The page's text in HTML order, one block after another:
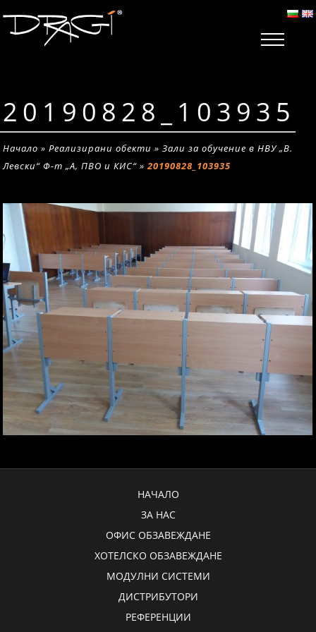
20190828_103935
Начало »Реализирани обекти »Зали за обучение в НВУ „В.
Левски“ Ф-т „А, ПВО и КИС“ »20190828_103935
НАЧАЛО
ЗА НАС
ОФИС ОБЗАВЕЖДАНЕ
ХОТЕЛСКО ОБЗАВЕЖДАНЕ
МОДУЛНИ СИСТЕМИ
ДИСТРИБУТОРИ
РЕФЕРЕНЦИИ